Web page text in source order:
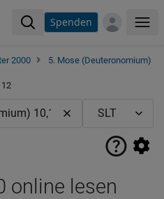
Spenden
2000
5. Mose (Deuteronomium)
online lesen